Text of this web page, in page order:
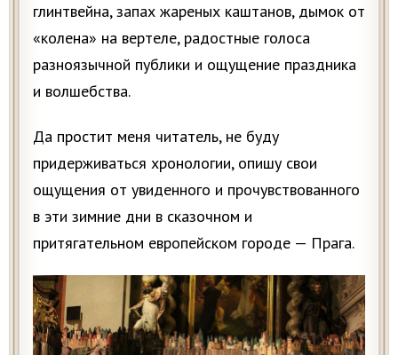
глинтвейна, запах жареных каштанов, дымок от
«колена» на вертеле, радостные голоса
разноязычной публики и ощущение праздника
и волшебства.
Да простит меня читатель, не буду
придерживаться хронологии, опишу свои
ощущения от увиденного и прочувствованного
в эти зимние дни в сказочном и
притягательном европейском городе — Прага.